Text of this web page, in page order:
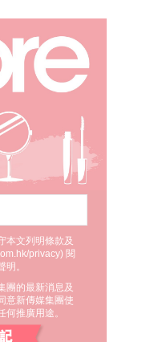
本文列明條款及
privacy) 閱
。
團的最新消息及
意新傳媒集團使
何推廣用途。